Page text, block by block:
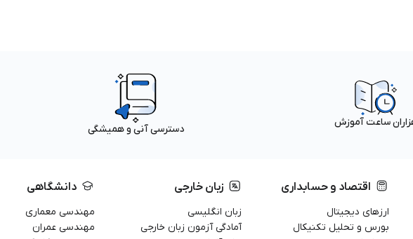
ساعت آموزش
دسترسی آنی و همیشگی
اقتصاد و حسابداری
ارزهای دیجیتال
بورس و تحلیل تکنیکال
زبان خارجی
زبان انگلیسی
آمادگی آزمون زبان خارجی
دانشگاهی
مهندسی معماری
مهندسی عمران